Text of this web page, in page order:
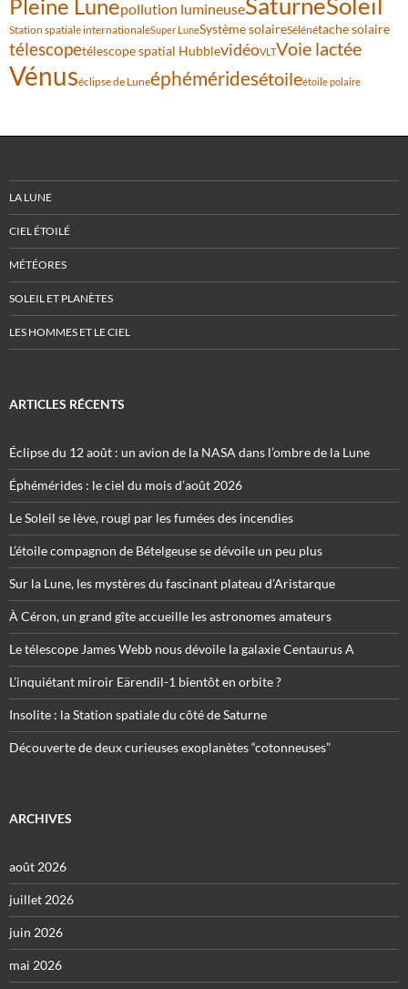
Pleine Lunepollution lumineuse
Station spatiale internationaleSuper LuneSystème solaireSélénétache solaire
télescopetélescope spatial HubblevidéoVLTVoie lactée
Vénuséclipse de Luneéphéméridesétoileétoile polaire
LA LUNE
CIEL ÉTOILÉ
MÉTÉORES
SOLEIL ET PLANÈTES
LES HOMMES ET LE CIEL
ARTICLES RÉCENTS
Éclipse du 12 août : un avion de la NASA dans l’ombre de la Lune
Éphémérides : le ciel du mois d’août 2026
Le Soleil se lève, rougi par les fumées des incendies
L’étoile compagnon de Bételgeuse se dévoile un peu plus
Sur la Lune, les mystères du fascinant plateau d’Aristarque
À Céron, un grand gîte accueille les astronomes amateurs
Le télescope James Webb nous dévoile la galaxie Centaurus A
L’inquiétant miroir Eärendil-1 bientôt en orbite ?
Insolite : la Station spatiale du côté de Saturne
Découverte de deux curieuses exoplanètes “cotonneuses”
ARCHIVES
août 2026
juillet 2026
juin 2026
mai 2026